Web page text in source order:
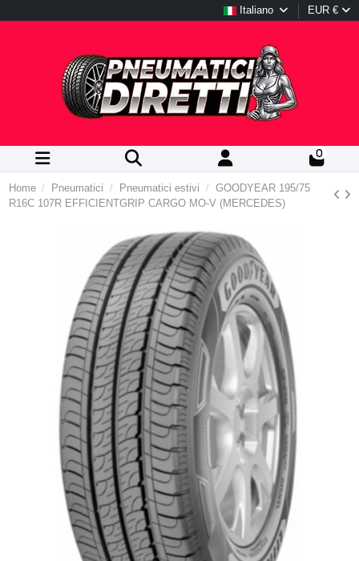
Italiano EUR €
0
Home Pneumatici Pneumatici estivi
GOODYEAR 195/75
R16C 107R EFFICIENTGRIP CARGO MO-V (MERCEDES)